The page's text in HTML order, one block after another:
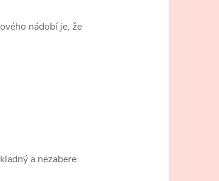
nádobí je, že
a nezabere